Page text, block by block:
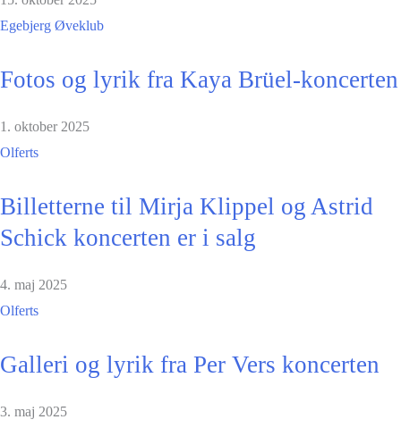
Egebjerg Øveklub
Fotos og lyrik fra Kaya Brüel-koncerten
1. oktober 2025
Olferts
Billetterne til Mirja Klippel og Astrid
Schick koncerten er i salg
4. maj 2025
Olferts
Galleri og lyrik fra Per Vers koncerten
3. maj 2025